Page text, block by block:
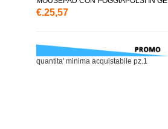
€.25,57
quantita' minima acquistabile pz.1